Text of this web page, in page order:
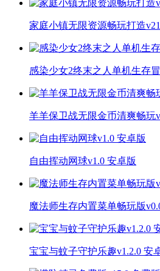
家庭小镇无限资源畅玩打造
感染少女2终末之人单机生存
羊羊保卫战无限金币清爽畅玩
自由挥动网球v1.0 安卓版
魔法师生存内置菜单畅玩版
宝宝与蚊子守护乐趣v1.2.0 安